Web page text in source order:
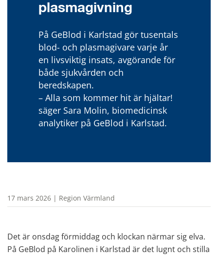
plasmagivning
På GeBlod i Karlstad gör tusentals
blod- och plasmagivare varje år
en livsviktig insats, avgörande för
både sjukvården och
beredskapen.
– Alla som kommer hit är hjältar!
säger Sara Molin, biomedicinsk
analytiker på GeBlod i Karlstad.
17 mars 2026 | Region Värmland
Det är onsdag förmiddag och klockan närmar sig elva.
På GeBlod på Karolinen i Karlstad är det lugnt och stilla